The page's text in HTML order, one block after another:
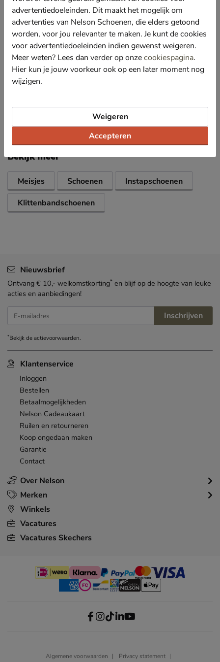
effect zorgt.
Het voetbed bestaat uit textiel en een onderlaag van
foam voor een comfortabele pasvorm.
Afgewerkt met een rubberen loopzool die flexibiliteit
en grip biedt.
Op het klittenband sluiting zit een aan-/uitknop voor
de lampjes.
Bekijk meer
Meisjes Schoenen
Instapschoenen
Klittenbandschoenen
Over Nelson
Klantenservice
Inloggen
Bestellen
Betaalmogelijkheden
Nelson Cadeaukaart
Ruilen en retourneren
Koop ongedaan maken
Garantie
Contact
Merken
Winkels
Vacatures
Vacatures Skechers
Nieuwsbrief
Ontvang € 10,- welkomstkorting* en blijf op de hoogte van leuke
acties en aanbiedingen!
E-mailadres Inschrijven
*Bekijk deactievoorwaarden.
Algemene voorwaarden Privacy statement
advertentiedoeleinden. Dit maakt het mogelijk om
advertenties van Nelson Schoenen, die elders getoond
worden, voor jou relevanter te maken. Je kunt de cookies
voor advertentiedoeleinden indien gewenst weigeren.
Meer weten? Lees dan verder op onzecookiespagina.
Hier kun je jouw voorkeur ook op een later moment nog
wijzigen.
Accepteren
Weigeren